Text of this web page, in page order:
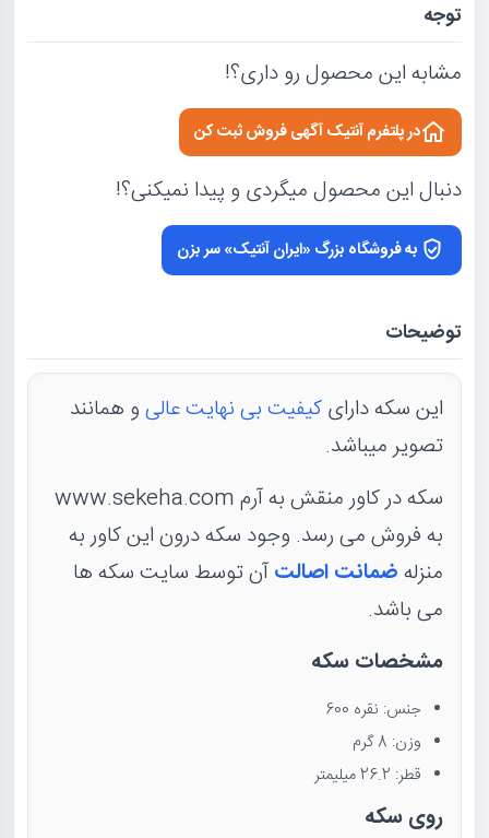
توجه
مشابه این محصول رو داری؟!
در پلتفرم آنتیک آگهی فروش ثبت کن
دنبال این محصول میگردی و پیدا نمیکنی؟!
به فروشگاه بزرگ «ایران آنتیک» سر بزن
توضیحات
این سکه دارایکیفیت بی نهایت عالیو همانند
تصویر میباشد.
سکه در کاور منقش به آرم www.sekeha.com
به فروش می رسد. وجود سکه درون این کاور به
منزلهضمانت اصالتآن توسط سایت سکه ها
می باشد.
مشخصات سکه
جنس: نقره 600
وزن: 8 گرم
قطر: 26.2 میلیمتر
روی سکه